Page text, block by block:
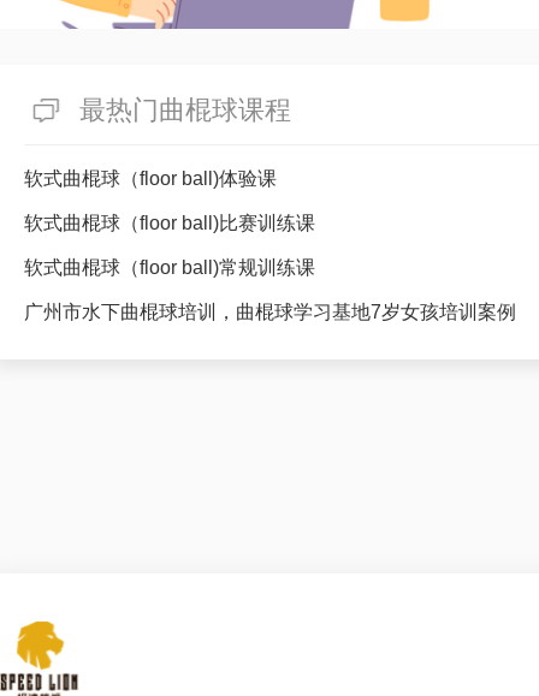
最热门曲棍球课程
软式曲棍球（floor ball)体验课
软式曲棍球（floor ball)比赛训练课
软式曲棍球（floor ball)常规训练课
广州市水下曲棍球培训，曲棍球学习基地7岁女孩培训案例